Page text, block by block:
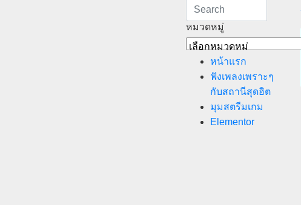
หมวดหมู่
หมวด
หน้าแรก
ฟังเพลงเพราะๆ
กับสถานีสุดฮิต
มุมสตรีมเกม
Elementor